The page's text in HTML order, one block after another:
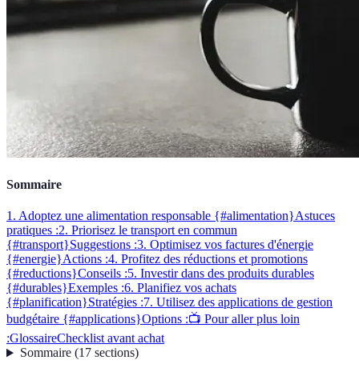
Sommaire
1. Adoptez une alimentation responsable {#alimentation}Astuces
pratiques :2. Priorisez le transport en commun
{#transport}Suggestions :3. Optimisez vos factures d'énergie
{#energie}Actions :4. Profitez des réductions et promotions
{#reductions}Conseils :5. Investir dans des produits durables
{#durables}Exemples :6. Planifiez vos achats
{#planification}Stratégies :7. Utilisez des applications de gestion
budgétaire {#applications}Options :📺 Pour aller plus loin
:GlossaireChecklist avant achat
Sommaire(17 sections)